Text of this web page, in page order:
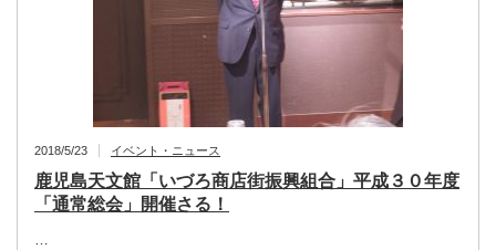
2018/5/23 イベント・ニュース
鹿児島天文館「いづろ商店街振興組合」平成３０年度
「通常総会」開催さる！
…